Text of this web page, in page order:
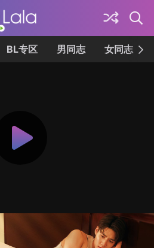
BL专区 男同志 女同志